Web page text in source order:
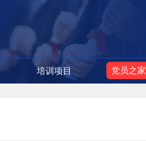
培训项目 党员之家